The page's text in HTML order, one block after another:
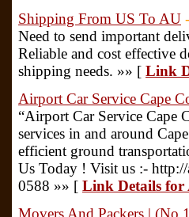
Shipping From US To AU
Need to send important
Reliable and cost effective
shipping needs. »» [ Link
Airport Car Service Cape
“Airport Car Service Cape
services in and around
efficient ground
Us Today ! Visit us :-
0588 »» [ Link Details for
Movers And Packers |